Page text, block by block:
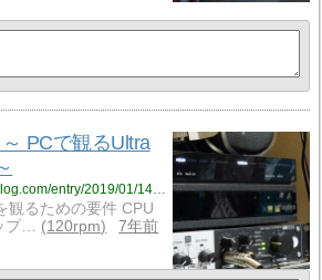
PCで観るUltra
観るための要件 CPU
プ…
120rpm
7年前